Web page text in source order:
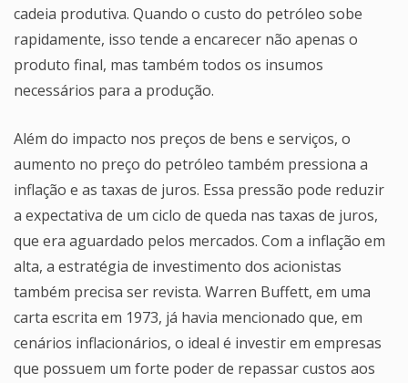
cadeia produtiva. Quando o custo do petróleo sobe
rapidamente, isso tende a encarecer não apenas o
produto final, mas também todos os insumos
necessários para a produção.
Além do impacto nos preços de bens e serviços, o
aumento no preço do petróleo também pressiona a
inflação e as taxas de juros. Essa pressão pode reduzir
a expectativa de um ciclo de queda nas taxas de juros,
que era aguardado pelos mercados. Com a inflação em
alta, a estratégia de investimento dos acionistas
também precisa ser revista. Warren Buffett, em uma
carta escrita em 1973, já havia mencionado que, em
cenários inflacionários, o ideal é investir em empresas
que possuem um forte poder de repassar custos aos